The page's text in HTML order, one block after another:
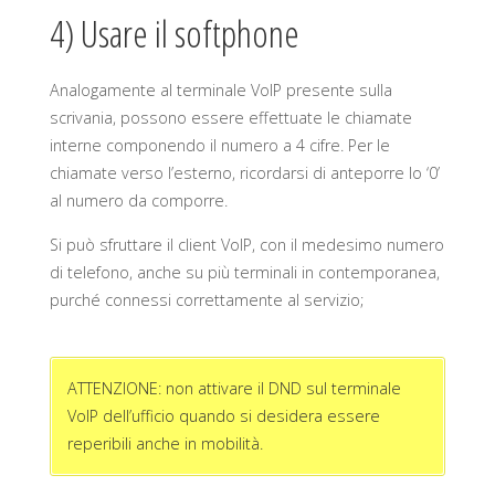
4) Usare il softphone
Analogamente al terminale VoIP presente sulla
scrivania, possono essere effettuate le chiamate
interne componendo il numero a 4 cifre. Per le
chiamate verso l’esterno, ricordarsi di anteporre lo ‘0’
al numero da comporre.
Si può sfruttare il client VoIP, con il medesimo numero
di telefono, anche su più terminali in contemporanea,
purché connessi correttamente al servizio;
ATTENZIONE: non attivare il DND sul terminale
VoIP dell’ufficio quando si desidera essere
reperibili anche in mobilità.